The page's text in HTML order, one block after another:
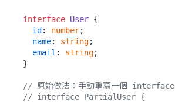
interface User {
id : number;
name: string;
email : string;
}
// 原始做法：手動重寫一個 interface
// interface PartialUser {